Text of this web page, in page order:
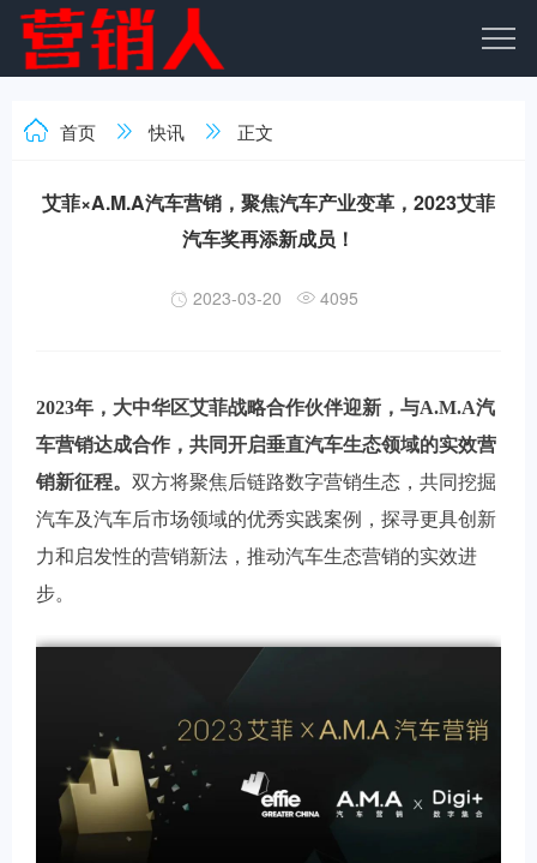
首页 快讯 正文
艾菲×A.M.A汽车营销，聚焦汽车产业变革，2023艾菲
汽车奖再添新成员！
2023-03-20 4095
2023年，大中华区艾菲战略合作伙伴迎新，与A.M.A汽
车营销达成合作，共同开启垂直汽车生态领域的实效营
销新征程。 双方将聚焦后链路数字营销生态，共同挖掘
汽车及汽车后市场领域的优秀实践案例，探寻更具创新
力和启发性的营销新法，推动汽车生态营销的实效进
步。